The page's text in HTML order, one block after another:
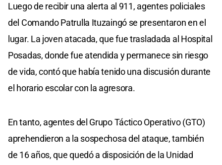
Luego de recibir una alerta al 911, agentes policiales
del Comando Patrulla Ituzaingó se presentaron en el
lugar. La joven atacada, que fue trasladada al Hospital
Posadas, donde fue atendida y permanece sin riesgo
de vida, contó que había tenido una discusión durante
el horario escolar con la agresora.
En tanto, agentes del Grupo Táctico Operativo (GTO)
aprehendieron a la sospechosa del ataque, también
de 16 años, que quedó a disposición de la Unidad